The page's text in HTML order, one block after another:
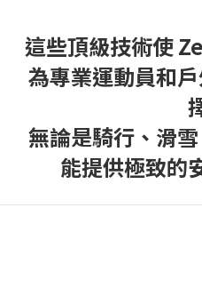
這些頂級技術使
為專業運動員和
無論是騎行、滑
能提供極致的